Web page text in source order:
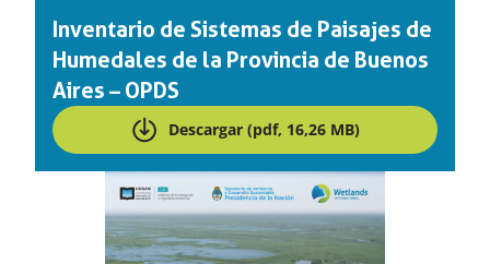
Inventario de Sistemas de Paisajes de
Humedales de la Provincia de Buenos
Aires – OPDS
Descargar (pdf, 16,26 MB)